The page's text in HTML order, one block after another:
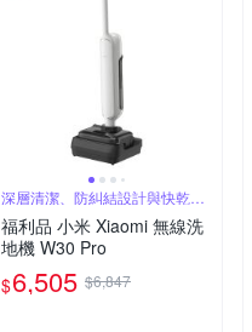
深層清潔、防糾結設計與快乾效
果
福利品 小米 Xiaomi 無線洗
地機 W30 Pro
$6,505 $6,847